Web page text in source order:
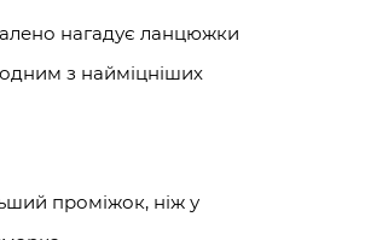
нагадує ланцюжки
одним з найміцніших
проміжок, ніж у